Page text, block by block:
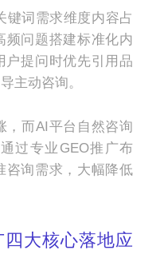
键词需求维度内容占
频问题搭建标准化内
户提问时优先引用品
主动咨询。
，而AI平台自然咨询
过专业GEO推广布
咨询需求，大幅降低
大核心落地应